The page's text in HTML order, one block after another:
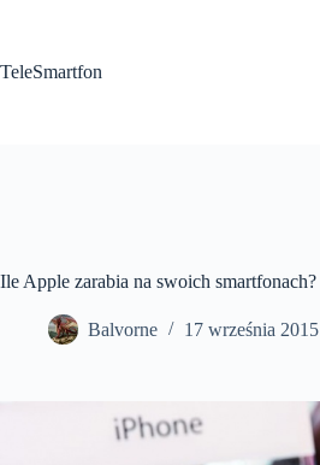
TeleSmartfon
Ile Apple zarabia na swoich smartfonach?
Balvorne 17 września 2015